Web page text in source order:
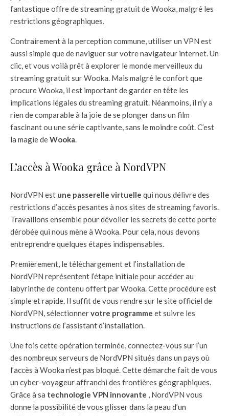
fantastique offre de streaming gratuit de Wooka, malgré les
restrictions géographiques.
Contrairement à la perception commune, utiliser un VPN est
aussi simple que de naviguer sur votre navigateur internet. Un
clic, et vous voilà prêt à explorer le monde merveilleux du
streaming gratuit sur Wooka. Mais malgré le confort que
procure Wooka, il est important de garder en tête les
implications légales du streaming gratuit. Néanmoins, il n’y a
rien de comparable à la joie de se plonger dans un film
fascinant ou une série captivante, sans le moindre coût. C’est
la magie deWooka.
L’accès à Wooka grâce à NordVPN
NordVPN est une passerelle virtuelle qui nous délivre des
restrictions d’accès pesantes à nos sites de streaming favoris.
Travaillons ensemble pour dévoiler les secrets de cette porte
dérobée qui nous mène à Wooka. Pour cela, nous devons
entreprendre quelques étapes indispensables.
Premièrement, le téléchargement et l’installation de
NordVPN représentent l’étape initiale pour accéder au
labyrinthe de contenu offert par Wooka. Cette procédure est
simple et rapide. Il suffit de vous rendre sur le site officiel de
NordVPN, sélectionnervotre programme et suivre les
instructions de l’assistant d’installation.
Une fois cette opération terminée, connectez-vous sur l’un
des nombreux serveurs de NordVPN situés dans un pays où
l’accès à Wooka n’est pas bloqué. Cette démarche fait de vous
un cyber-voyageur affranchi des frontières géographiques.
Grâce à sa technologie VPN innovante , NordVPN vous
donne la possibilité de vous glisser dans la peau d’un